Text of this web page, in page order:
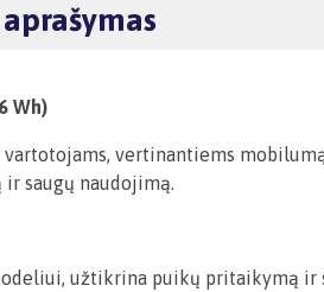
Wh)
vartotojams, vertinantiems
saugų naudojimą.
užtikrina puikų pritaikymą ir